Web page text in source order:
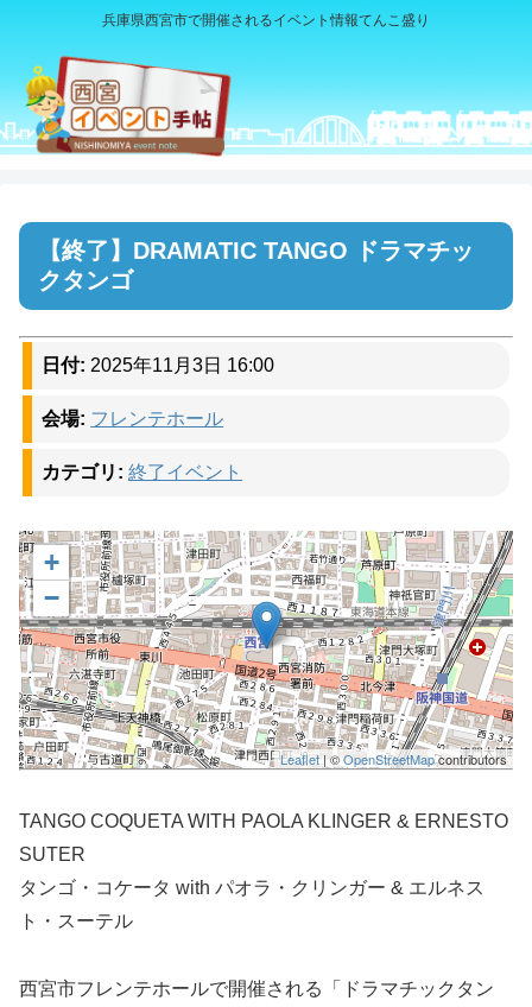
兵庫県西宮市で開催されるイベント情報てんこ盛り
DRAMATIC TANGO ドラマチッ
クタンゴ
日付: 2025年11月3日 16:00
会場: フレンテホール
カテゴリ: 終了イベント
+
−
Leaflet| ©OpenStreetMapcontributors
TANGO COQUETA WITH PAOLA KLINGER & ERNESTO
SUTER
タンゴ・コケータ with パオラ・クリンガー & エルネス
ト・スーテル
西宮市フレンテホールで開催される「ドラマチックタン